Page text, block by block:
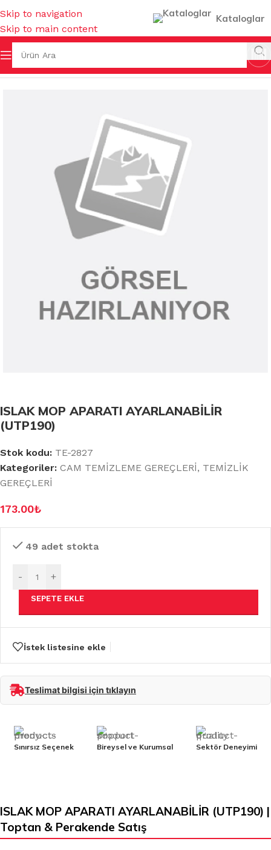
Skip to navigation
Skip to main content
Kataloglar
CAM TEMİZLEME GEREÇLERİ
ISLAK MOP APARATI AYARLANABİLİR
(UTP190)
Stok kodu: TE-2827
Kategoriler: CAM TEMİZLEME GEREÇLERİ, TEMİZLİK
GEREÇLERİ
173.00₺
49 adet stokta
- +
SEPETE EKLE
İstek listesine ekle
Teslimat bilgisi için tıklayın
Sınırsız Seçenek Bireysel ve Kurumsal Sektör Deneyimi
ISLAK MOP APARATI AYARLANABİLİR (UTP190) |
Toptan & Perakende Satış